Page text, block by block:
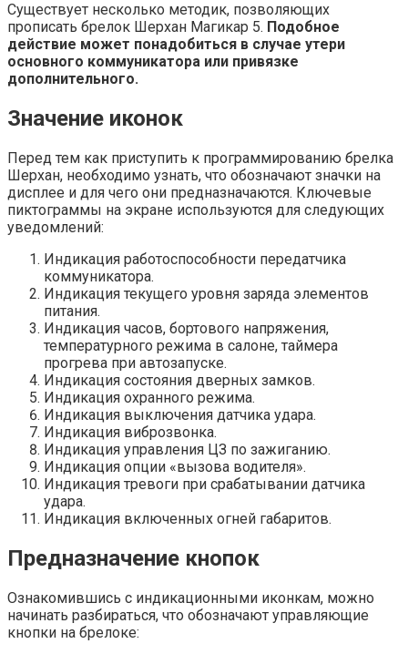
Существует несколько методик, позволяющих
прописать брелок Шерхан Магикар 5. Подобное
действие может понадобиться в случае утери
основного коммуникатора или привязке
дополнительного.
Значение иконок
Перед тем как приступить к программированию брелка
Шерхан, необходимо узнать, что обозначают значки на
дисплее и для чего они предназначаются. Ключевые
пиктограммы на экране используются для следующих
уведомлений:
Индикация работоспособности передатчика
коммуникатора.
Индикация текущего уровня заряда элементов
питания.
Индикация часов, бортового напряжения,
температурного режима в салоне, таймера
прогрева при автозапуске.
Индикация состояния дверных замков.
Индикация охранного режима.
Индикация выключения датчика удара.
Индикация виброзвонка.
Индикация управления ЦЗ по зажиганию.
Индикация опции «вызова водителя».
Индикация тревоги при срабатывании датчика
удара.
Индикация включенных огней габаритов.
Предназначение кнопок
Ознакомившись с индикационными иконкам, можно
начинать разбираться, что обозначают управляющие
кнопки на брелоке: